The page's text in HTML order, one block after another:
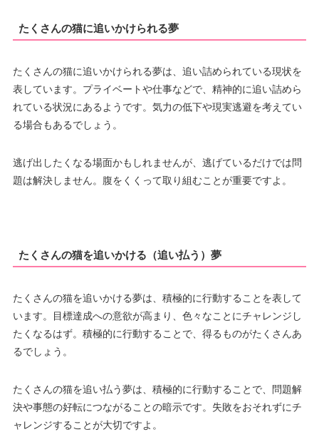
たくさんの猫に追いかけられる夢
たくさんの猫に追いかけられる夢は、追い詰められている現状を
表しています。プライベートや仕事などで、精神的に追い詰めら
れている状況にあるようです。気力の低下や現実逃避を考えてい
る場合もあるでしょう。
逃げ出したくなる場面かもしれませんが、逃げているだけでは問
題は解決しません。腹をくくって取り組むことが重要ですよ。
たくさんの猫を追いかける（追い払う）夢
たくさんの猫を追いかける夢は、積極的に行動することを表して
います。目標達成への意欲が高まり、色々なことにチャレンジし
たくなるはず。積極的に行動することで、得るものがたくさんあ
るでしょう。
たくさんの猫を追い払う夢は、積極的に行動することで、問題解
決や事態の好転につながることの暗示です。失敗をおそれずにチ
ャレンジすることが大切ですよ。